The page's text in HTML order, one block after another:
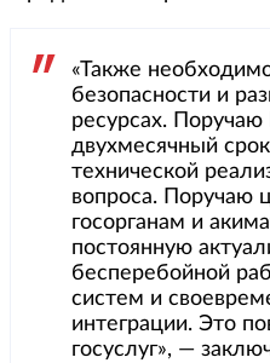
«Также
безопасности и
ресурсах.
двухмесячный
технической
вопроса. Поручаю
госорганам и
постоянную
бесперебойной
систем и
интеграции. Это
госуслуг», —